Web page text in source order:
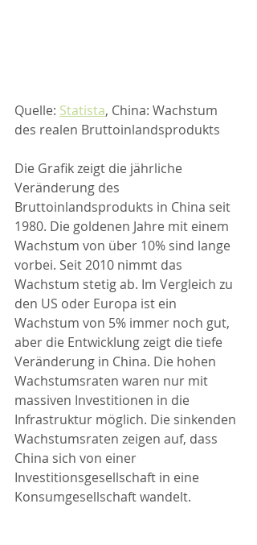
Quelle: Statista, China: Wachstum
des realen Bruttoinlandsprodukts
Die Grafik zeigt die jährliche
Veränderung des
Bruttoinlandsprodukts in China seit
1980. Die goldenen Jahre mit einem
Wachstum von über 10% sind lange
vorbei. Seit 2010 nimmt das
Wachstum stetig ab. Im Vergleich zu
den US oder Europa ist ein
Wachstum von 5% immer noch gut,
aber die Entwicklung zeigt die tiefe
Veränderung in China. Die hohen
Wachstumsraten waren nur mit
massiven Investitionen in die
Infrastruktur möglich. Die sinkenden
Wachstumsraten zeigen auf, dass
China sich von einer
Investitionsgesellschaft in eine
Konsumgesellschaft wandelt.